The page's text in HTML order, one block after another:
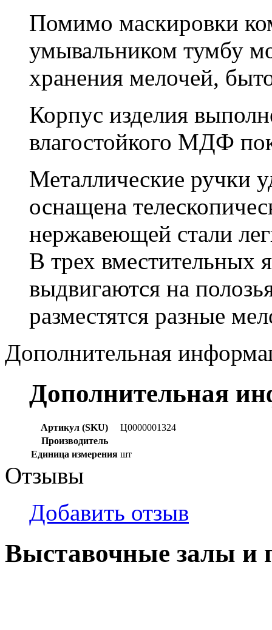
Помимо маскировки
умывальником тумбу
хранения мелочей,
Корпус изделия
влагостойкого МДФ
Металлические ручки
оснащена
нержавеющей стали
В трех вместительных
выдвигаются на
разместятся разные
Дополнительная
Дополнительная
Артикул (SKU)
Ц0000001324
Производитель
Единица измерения шт
Отзывы
Добавить отзыв
Выставочные залы и